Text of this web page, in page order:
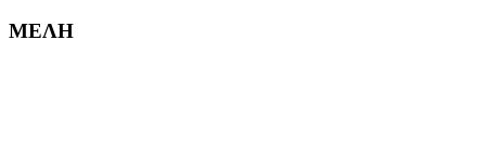
ΜΕΛΗ